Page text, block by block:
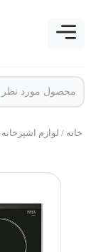
خانه/ لوازم اشپزخانه/